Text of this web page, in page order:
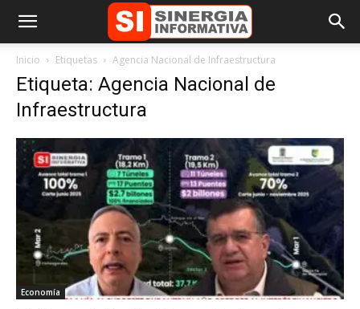
Inicio Etiquetas Agencia Nacional de Infraestructura
Etiqueta: Agencia Nacional de
Infraestructura
Economía